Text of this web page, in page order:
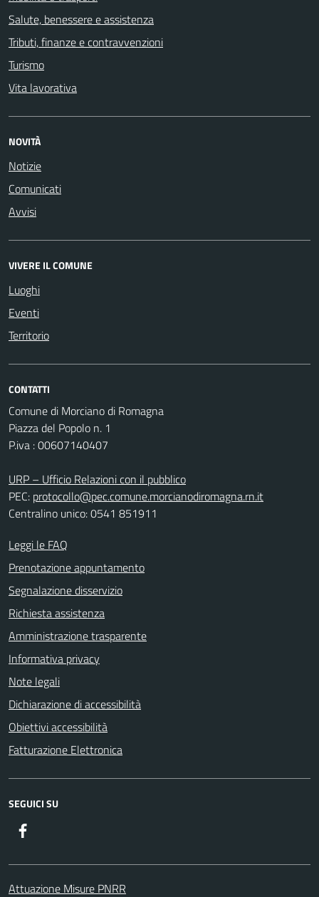
Salute, benessere e assistenza
Tributi, finanze e contravvenzioni
Turismo
Vita lavorativa
NOVITÀ
Notizie
Comunicati
Avvisi
VIVERE IL COMUNE
Luoghi
Eventi
Territorio
CONTATTI
Comune di Morciano di Romagna
Piazza del Popolo n. 1
P.iva : 00607140407
URP – Ufficio Relazioni con il pubblico
PEC: protocollo@pec.comune.morcianodiromagna.rn.it
Centralino unico: 0541 851911
Leggi le FAQ
Prenotazione appuntamento
Segnalazione disservizio
Richiesta assistenza
Amministrazione trasparente
Informativa privacy
Note legali
Dichiarazione di accessibilità
Obiettivi accessibilità
Fatturazione Elettronica
SEGUICI SU
Attuazione Misure PNRR